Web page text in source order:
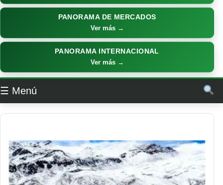
PANORAMA DE MERCADOS
Ver más →
PANORAMA INTERNACIONAL
Ver más →
☰ Menú